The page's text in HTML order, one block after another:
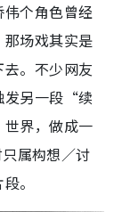
个角色曾经
场戏其实是
。不少网友
发另一段“续
界，做成一
属构想／讨
。